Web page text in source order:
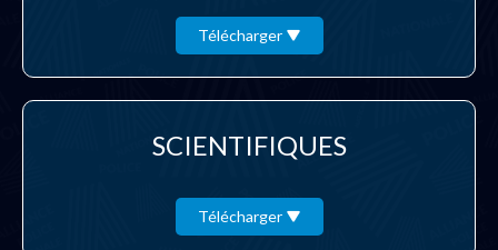
Télécharger
SCIENTIFIQUES
Télécharger